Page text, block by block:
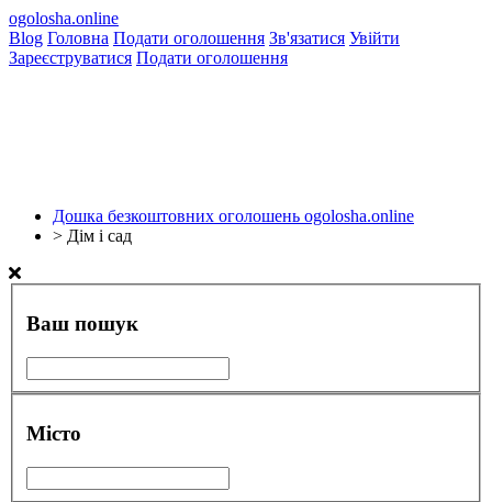
ogolosha.online
Blog Головна Подати оголошення Зв'язатися Увійти
Зареєструватися Подати оголошення
Дошка безкоштовних оголошень ogolosha.online
> Дім і сад
Ваш пошук
Місто